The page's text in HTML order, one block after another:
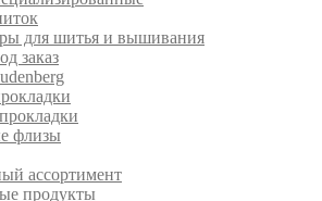
для шитья и вышивания
заказ
флизы
ассортимент
продукты